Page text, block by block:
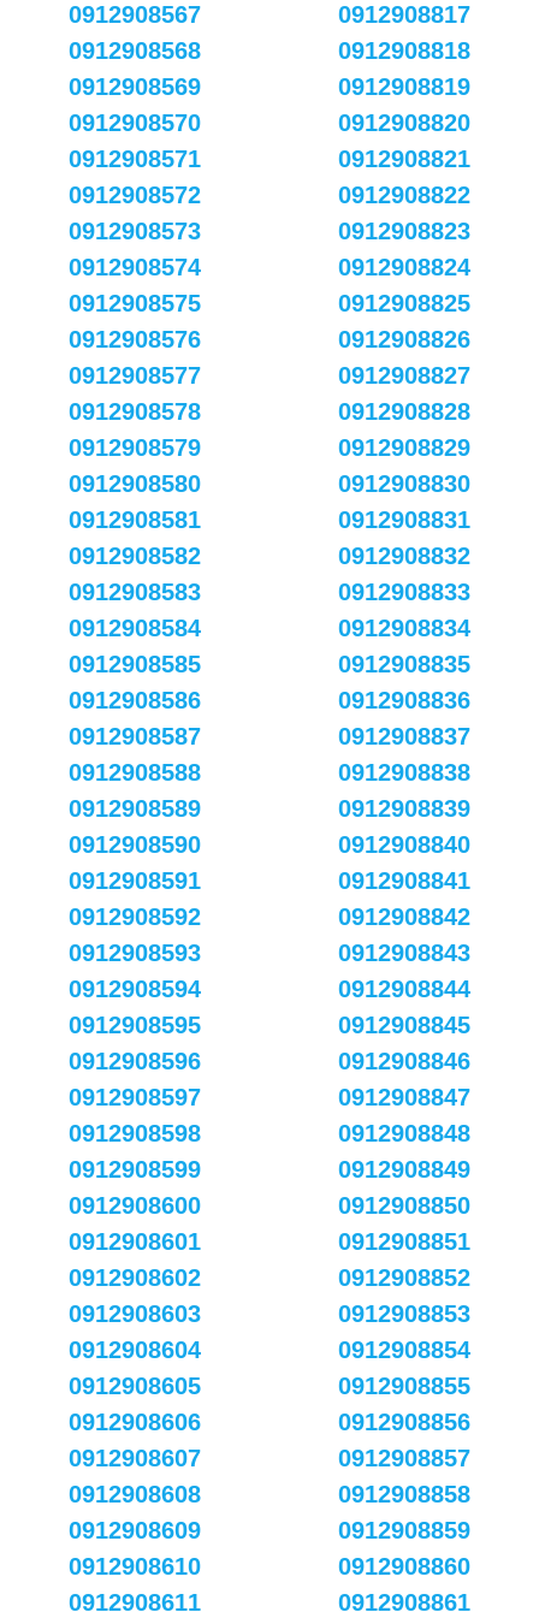
0912908567
0912908568
0912908569
0912908570
0912908571
0912908572
0912908573
0912908574
0912908575
0912908576
0912908577
0912908578
0912908579
0912908580
0912908581
0912908582
0912908583
0912908584
0912908585
0912908586
0912908587
0912908588
0912908589
0912908590
0912908591
0912908592
0912908593
0912908594
0912908595
0912908596
0912908597
0912908598
0912908599
0912908600
0912908601
0912908602
0912908603
0912908604
0912908605
0912908606
0912908607
0912908608
0912908609
0912908610
0912908611
0912908817
0912908818
0912908819
0912908820
0912908821
0912908822
0912908823
0912908824
0912908825
0912908826
0912908827
0912908828
0912908829
0912908830
0912908831
0912908832
0912908833
0912908834
0912908835
0912908836
0912908837
0912908838
0912908839
0912908840
0912908841
0912908842
0912908843
0912908844
0912908845
0912908846
0912908847
0912908848
0912908849
0912908850
0912908851
0912908852
0912908853
0912908854
0912908855
0912908856
0912908857
0912908858
0912908859
0912908860
0912908861